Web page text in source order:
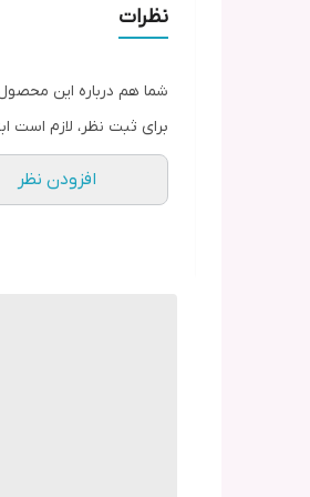
نظرات
شما هم درباره این
برای ثبت نظر، لازم است
افزودن نظر